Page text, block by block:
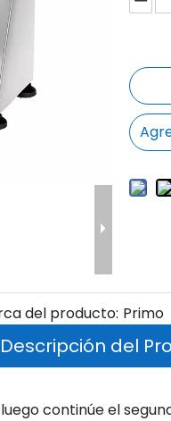
del producto: Primo
Descripción del
continúe el